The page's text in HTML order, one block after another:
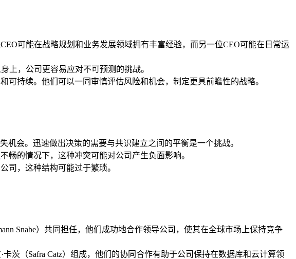
可能在战略规划和业务发展领域拥有丰富经验，而另一位CEO可能在日常运
上，公司更容易应对不可预测的挑战。
持续。他们可以一同审慎评估风险和机会，制定更具前瞻性的战略。
会。迅速做出决策的需要与共识建立之间的平衡是一个挑战。
不畅的情况下，这种冲突可能对公司产生负面影响。
司，这种结构可能过于繁琐。
Snabe）共同担任，他们成功地合作领导公司，使其在全球市场上保持竞争
茨（Safra Catz）组成，他们的协同合作有助于公司保持在数据库和云计算领